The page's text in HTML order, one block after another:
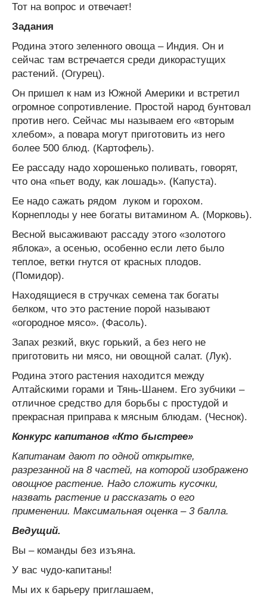
Тот на вопрос и отвечает!
Задания
Родина этого зеленного овоща – Индия. Он и
сейчас там встречается среди дикорастущих
растений. (Огурец).
Он пришел к нам из Южной Америки и встретил
огромное сопротивление. Простой народ бунтовал
против него. Сейчас мы называем его «вторым
хлебом», а повара могут приготовить из него
более 500 блюд. (Картофель).
Ее рассаду надо хорошенько поливать, говорят,
что она «пьет воду, как лошадь». (Капуста).
Ее надо сажать рядом луком и горохом.
Корнеплоды у нее богаты витамином А. (Морковь).
Весной высаживают рассаду этого «золотого
яблока», а осенью, особенно если лето было
теплое, ветки гнутся от красных плодов.
(Помидор).
Находящиеся в стручках семена так богаты
белком, что это растение порой называют
«огородное мясо». (Фасоль).
Запах резкий, вкус горький, а без него не
приготовить ни мясо, ни овощной салат. (Лук).
Родина этого растения находится между
Алтайскими горами и Тянь-Шанем. Его зубчики –
отличное средство для борьбы с простудой и
прекрасная приправа к мясным блюдам. (Чеснок).
Конкурс капитанов «Кто быстрее»
Капитанам дают по одной открытке,
разрезанной на 8 частей, на которой изображено
овощное растение. Надо сложить кусочки,
назвать растение и рассказать о его
применении. Максимальная оценка – 3 балла.
Ведущий.
Вы – команды без изъяна.
У вас чудо-капитаны!
Мы их к барьеру приглашаем,